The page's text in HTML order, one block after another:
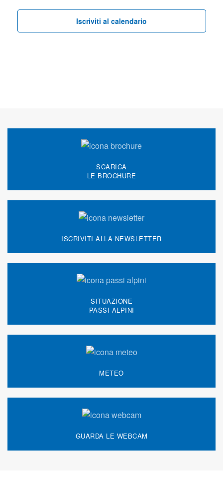
Iscriviti al calendario
SCARICA
LE BROCHURE
ISCRIVITI ALLA NEWSLETTER
SITUAZIONE
PASSI ALPINI
METEO
GUARDA LE WEBCAM